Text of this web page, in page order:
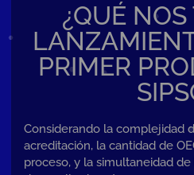
¿QUÉ
PRIMER
Considerando la complejidad
acreditación, la cantidad de
proceso, y la simultaneidad